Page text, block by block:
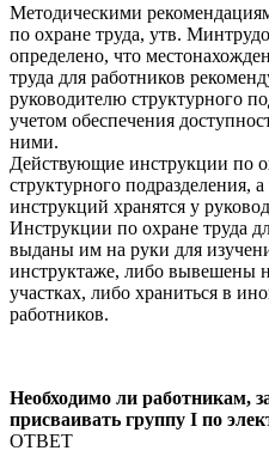
Методическими
по охране труда, утв.
определено, что
труда для работников
руководителю структурного
учетом обеспечения
ними.
Действующие инструкции по
структурного подразделения,
инструкций хранятся у
Инструкции по охране труда
выданы им на руки для
инструктаже, либо вывешены
участках, либо храниться в
работников.
Необходимо ли работникам,
присваивать группу I по
ОТВЕТ